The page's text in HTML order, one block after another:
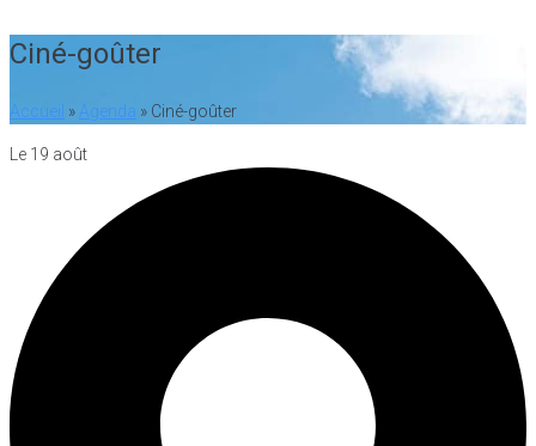
Ciné-goûter
Accueil » Agenda » Ciné-goûter
Le 19 août